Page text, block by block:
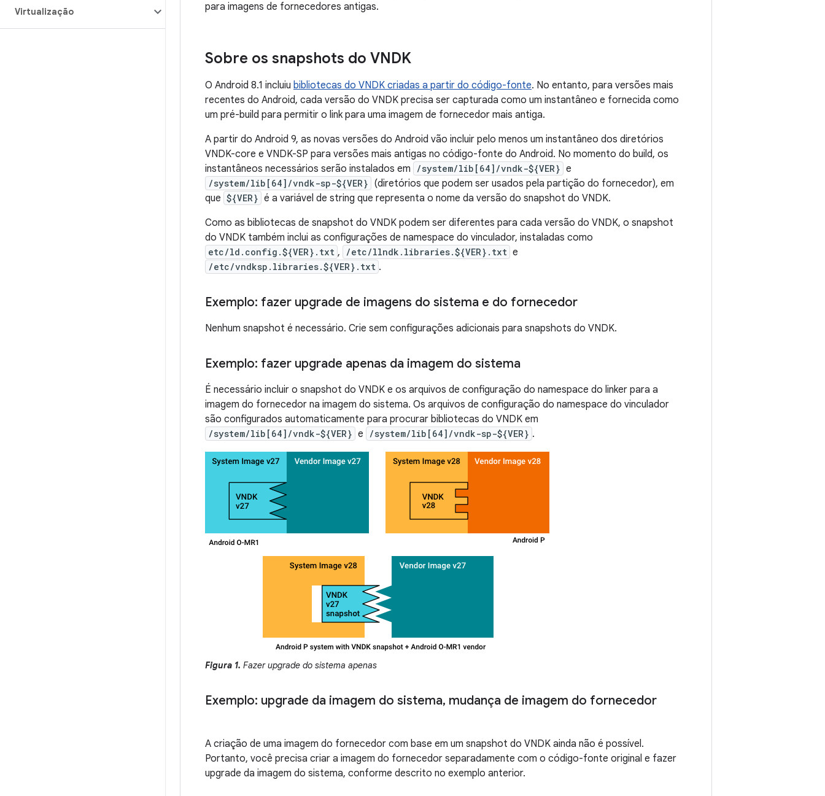
Virtualização
para imagens de fornecedores antigas.
Sobre os snapshots do VNDK
O Android 8.1 incluiu bibliotecas do VNDK criadas a partir do código-fonte. No entanto, para versões mais
recentes do Android, cada versão do VNDK precisa ser capturada como um instantâneo e fornecida como
um pré-build para permitir o link para uma imagem de fornecedor mais antiga.
A partir do Android 9, as novas versões do Android vão incluir pelo menos um instantâneo dos diretórios
VNDK-core e VNDK-SP para versões mais antigas no código-fonte do Android. No momento do build, os
instantâneos necessários serão instalados em
/system/lib[64]/vndk-${VER} e
/system/lib[64]/vndk-sp-${VER} (diretórios que podem ser usados pela partição do fornecedor), em
que ${VER} é a variável de string que representa o nome da versão do snapshot do VNDK.
Como as bibliotecas de snapshot do VNDK podem ser diferentes para cada versão do VNDK, o snapshot
do VNDK também inclui as configurações de namespace do vinculador, instaladas como
etc/ld.config.${VER}.txt , /etc/llndk.libraries.${VER}.txt e
/etc/vndksp.libraries.${VER}.txt .
Exemplo: fazer upgrade de imagens do sistema e do fornecedor
Nenhum snapshot é necessário. Crie sem configurações adicionais para snapshots do VNDK.
Exemplo: fazer upgrade apenas da imagem do sistema
É necessário incluir o snapshot do VNDK e os arquivos de configuração do namespace do linker para a
imagem do fornecedor na imagem do sistema. Os arquivos de configuração do namespace do vinculador
são configurados automaticamente para procurar bibliotecas do VNDK em
/system/lib[64]/vndk-${VER} e /system/lib[64]/vndk-sp-${VER} .
Figura 1. Fazer upgrade do sistema apenas
Exemplo: upgrade da imagem do sistema, mudança de imagem do fornecedor
A criação de uma imagem do fornecedor com base em um snapshot do VNDK ainda não é possível.
Portanto, você precisa criar a imagem do fornecedor separadamente com o código-fonte original e fazer
upgrade da imagem do sistema, conforme descrito no exemplo anterior.